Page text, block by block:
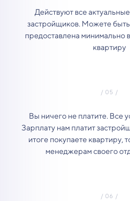
Действуют все
застройщиков. Можете
предоставлена минимально
квартиру
Вы ничего не платите. Все
Зарплату нам платит
итоге покупаете квартиру,
менеджерам своего